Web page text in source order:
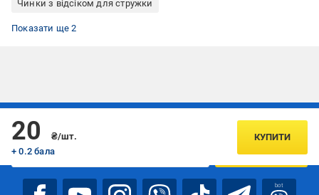
Чинки з відсіком для стружки
Чинки Cool For School
Чинки ручні
Показати ще 2
20
₴/шт.
+ 0.2 бала
КУПИТИ
Підписуйтесь, щоб дізнаватись першим про акції та пропозиції
ПІДПИСАТИСЯ
bot